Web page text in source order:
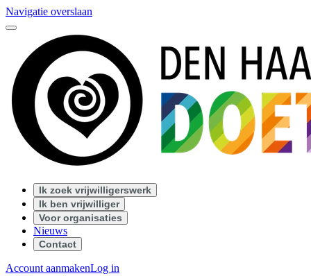
Navigatie overslaan
Ik zoek vrijwilligerswerk
Ik ben vrijwilliger
Voor organisaties
Nieuws
Contact
Account aanmakenLog in